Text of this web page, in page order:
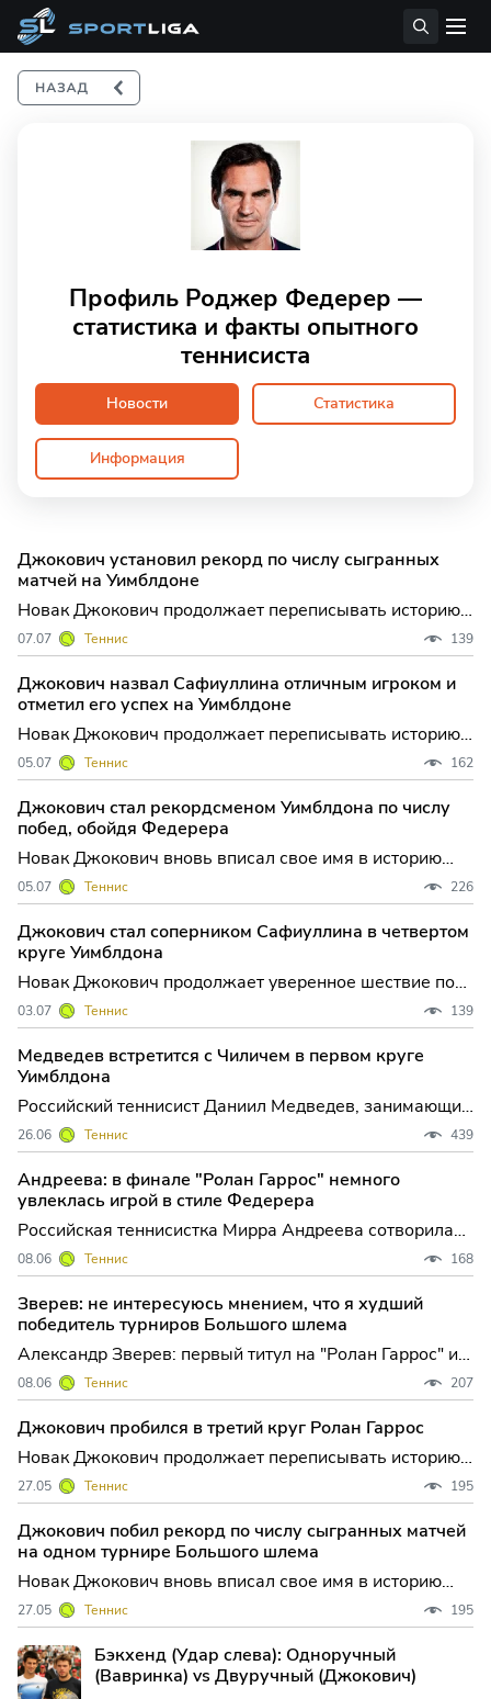
Профиль Роджер Федерер —
статистика и факты опытного
теннисиста
Новости Статистика
Информация
Джокович установил рекорд по числу сыгранных
матчей на Уимблдоне
Новак Джокович продолжает переписывать историю
мирового тенниса: сербский ветеран не только
уверенно шагает по сетке Уимблдона-2024, но и
устанавливает новые рекорды самого престижного
травяного турнира планеты. В четвертьфинальном
поединке против ка
07.07 Теннис 139
Джокович назвал Сафиуллина отличным игроком и
отметил его успех на Уимблдоне
Новак Джокович продолжает переписывать историю
тенниса: в напряжённом матче четвёртого круга
Уимблдона сербский чемпион одержал волевую
победу над россиянином Романом Сафиуллиным, а
заодно установил новый рекорд турнира по
количеству выигранных матче
05.07 Теннис 162
Джокович стал рекордсменом Уимблдона по числу
побед, обойдя Федерера
Новак Джокович вновь вписал свое имя в историю
мирового тенниса, став абсолютным рекордсменом
Уимблдона по числу побед на кортах Всеанглийского
клуба. В напряжённом поединке четвёртого круга
сербский чемпион одолел россиянина Романа
Сафиуллина, что п
05.07 Теннис 226
Джокович стал соперником Сафиуллина в четвертом
круге Уимблдона
Новак Джокович продолжает уверенное шествие по
сетке Уимблдона, вновь подтвердив свой статус
одного из главных фаворитов турнира. В третьем
круге лондонского мэйджора сербский ветеран
одолел Артура Риндеркнеша из Франции, записав на
свой счет не толь
03.07 Теннис 139
Медведев встретится с Чиличем в первом круге
Уимблдона
Российский теннисист Даниил Медведев, занимающий
первую строчку национального рейтинга, стартует на
Уимблдоне-2024 с непростого испытания — его
соперником по первому кругу станет опытный хорват
Марин Чилич. Жеребьевка главного травяного
турнира сезон
26.06 Теннис 439
Андреева: в финале "Ролан Гаррос" немного
увлеклась игрой в стиле Федерера
Российская теннисистка Мирра Андреева сотворила
сенсацию на кортах Парижа, завоевав свой первый
титул на турнирах Большого шлема и став новой
звездой "Ролан Гаррос". В финальном поединке 19-
летняя спортсменка уверенно обыграла польскую
теннисистку Ма
08.06 Теннис 168
Зверев: не интересуюсь мнением, что я худший
победитель турниров Большого шлема
Александр Зверев: первый титул на "Ролан Гаррос" и
ответ критикам В Париже завершился один из самых
обсуждаемых финалов "Ролан Гаррос" последних лет:
Александр Зверев, третья ракетка мира, наконец-то
взял долгожданный титул Большого шлема, победив
08.06 Теннис 207
Джокович пробился в третий круг Ролан Гаррос
Новак Джокович продолжает переписывать историю
мирового тенниса: в Париже сербский чемпион
уверенно пробился в третий раунд Roland Garros,
установив сразу несколько рекордов Открытой эры.
Его победа над французом Валантеном Руайе не
только вывела его
27.05 Теннис 195
Джокович побил рекорд по числу сыгранных матчей
на одном турнире Большого шлема
Новак Джокович вновь вписал свое имя в историю
мирового тенниса, установив уникальное достижение
на кортах Парижа. Во втором круге Roland Garros
сербский чемпион провел свой 120-й матч на этом
турнире, что стало новым рекордом Открытой эры по
количес
27.05 Теннис 195
Бэкхенд (Удар слева): Одноручный
(Вавринка) vs Двуручный (Джокович)